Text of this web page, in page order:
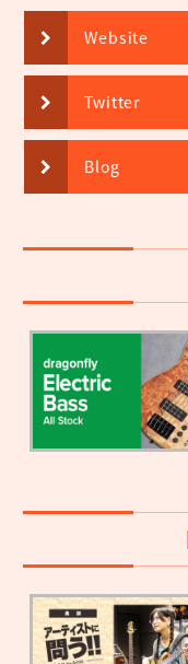
Website
Twitter
Blog